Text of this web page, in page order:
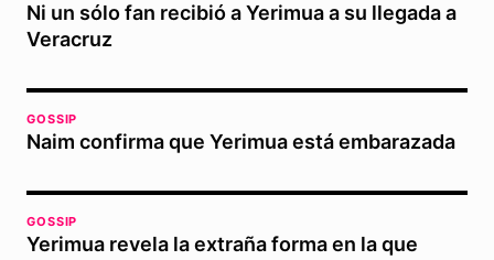
Ni un sólo fan recibió a Yerimua a su llegada a
Veracruz
GOSSIP
Naim confirma que Yerimua está embarazada
GOSSIP
Yerimua revela la extraña forma en la que